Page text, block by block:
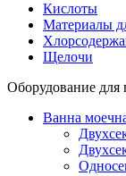
Кислоты
Материалы
Щелочи
Оборудование для
Ванна